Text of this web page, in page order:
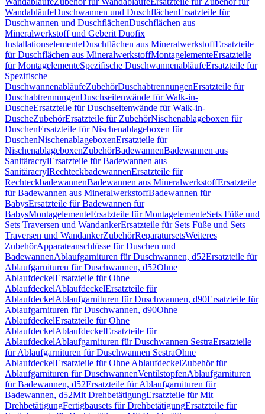
WandabläufeDuschwannen und DuschflächenErsatzteile für
Duschwannen und DuschflächenDuschflächen aus
Mineralwerkstoff und Geberit Duofix
InstallationselementeDuschflächen aus MineralwerkstoffErsatzteile
für Duschflächen aus MineralwerkstoffMontagelementeErsatzteile
für MontagelementeSpezifische DuschwannenabläufeErsatzteile für
Spezifische
DuschwannenabläufeZubehörDuschabtrennungenErsatzteile für
DuschabtrennungenDuschseitenwände für Walk-in-
DuscheErsatzteile für Duschseitenwände für Walk-in-
DuscheZubehörErsatzteile für ZubehörNischenablageboxen für
DuschenErsatzteile für Nischenablageboxen für
DuschenNischenablageboxenErsatzteile für
NischenablageboxenZubehörBadewannenBadewannen aus
SanitäracrylErsatzteile für Badewannen aus
SanitäracrylRechteckbadewannenErsatzteile für
RechteckbadewannenBadewannen aus MineralwerkstoffErsatzteile
für Badewannen aus MineralwerkstoffBadewannen für
BabysErsatzteile für Badewannen für
BabysMontagelementeErsatzteile für MontagelementeSets Füße und
Sets Traversen und WandankerErsatzteile für Sets Füße und Sets
Traversen und WandankerZubehörReparatursetsWeiteres
ZubehörApparateanschlüsse für Duschen und
BadewannenAblaufgarnituren für Duschwannen, d52Ersatzteile für
Ablaufgarnituren für Duschwannen, d52Ohne
AblaufdeckelErsatzteile für Ohne
AblaufdeckelAblaufdeckelErsatzteile für
AblaufdeckelAblaufgarnituren für Duschwannen, d90Ersatzteile für
Ablaufgarnituren für Duschwannen, d90Ohne
AblaufdeckelErsatzteile für Ohne
AblaufdeckelAblaufdeckelErsatzteile für
AblaufdeckelAblaufgarnituren für Duschwannen SestraErsatzteile
für Ablaufgarnituren für Duschwannen SestraOhne
AblaufdeckelErsatzteile für Ohne AblaufdeckelZubehör für
Ablaufgarnituren für DuschwannenVentilstopfenAblaufgarnituren
für Badewannen, d52Ersatzteile für Ablaufgarnituren für
Badewannen, d52Mit DrehbetätigungErsatzteile für Mit
DrehbetätigungFertigbausets für DrehbetätigungErsatzteile für